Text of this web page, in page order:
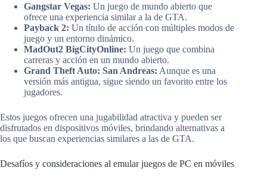
Gangstar Vegas: Un juego de mundo abierto que
ofrece una experiencia similar a la de GTA.
Payback 2: Un título de acción con múltiples modos de
juego y un entorno dinámico.
MadOut2 BigCityOnline: Un juego que combina
carreras y acción en un mundo abierto.
Grand Theft Auto: San Andreas: Aunque es una
versión más antigua, sigue siendo un favorito entre los
jugadores.
Estos juegos ofrecen una jugabilidad atractiva y pueden ser
disfrutados en dispositivos móviles, brindando alternativas a
los que buscan experiencias similares a las de GTA.
Desafíos y consideraciones al emular juegos de PC en móviles